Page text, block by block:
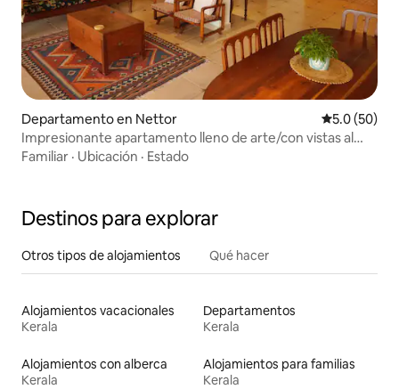
Departamento en Nettor Calificación
5.0 (50)
Impresionante apartamento lleno de arte/con vistas al
agua en Kochi
Familiar · Ubicación · Estado
Destinos para explorar
Otros tipos de alojamientos Qué hacer
Alojamientos vacacionales
Kerala
Departamentos
Kerala
Alojamientos con alberca
Kerala
Alojamientos para familias
Kerala